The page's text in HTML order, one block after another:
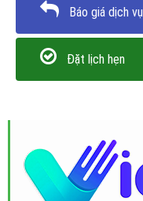
Báo giá dịch vụ
Đặt lịch hẹn